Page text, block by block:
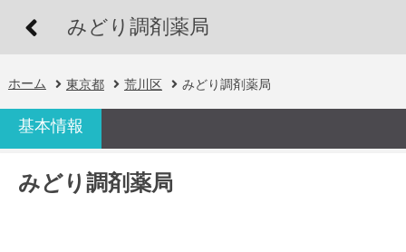
みどり調剤薬局
ホーム 東京都 荒川区 みどり調剤薬局
基本情報
みどり調剤薬局